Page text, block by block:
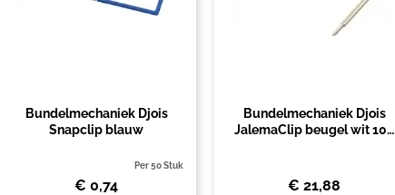
Bundelmechaniek Djois
Snapclip blauw
Per 50 Stuk
€ 0,74
Bundelmechaniek Djois
JalemaClip beugel wit 100
€ 21,88